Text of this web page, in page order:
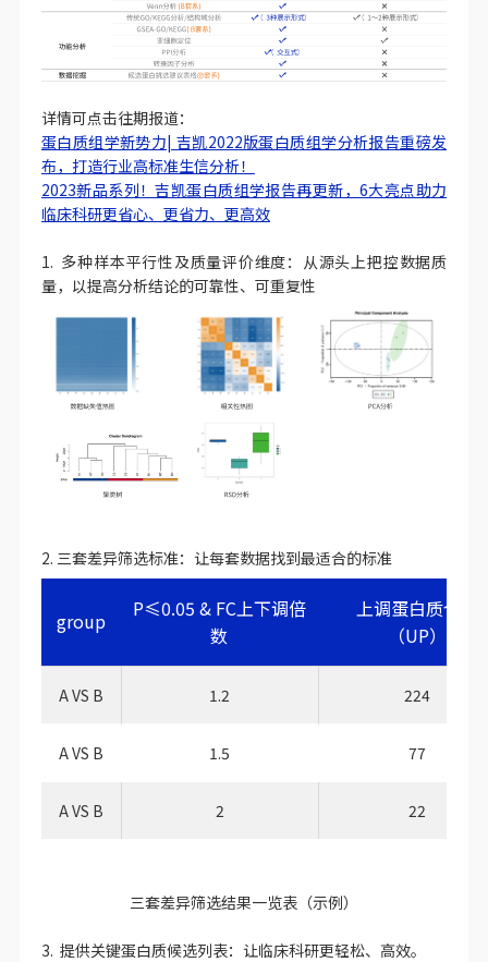
详情可点击往期报道：
蛋白质组学新势力| 吉凯2022版蛋白质组学分析报告重磅发
布，打造行业高标准生信分析！
2023新品系列！吉凯蛋白质组学报告再更新，6大亮点助力
临床科研更省心、更省力、更高效
1. 多种样本平行性及质量评价维度：从源头上把控数据质
量，以提高分析结论的可靠性、可重复性
2. 三套差异筛选标准：让每套数据找到最适合的标准
group
P≤0.05 & FC上下调倍
数
上调蛋白质个数
（UP）
A VS B 1.2 224
A VS B 1.5 77
A VS B 2 22
三套差异筛选结果一览表（示例）
3. 提供关键蛋白质候选列表：让临床科研更轻松、高效。